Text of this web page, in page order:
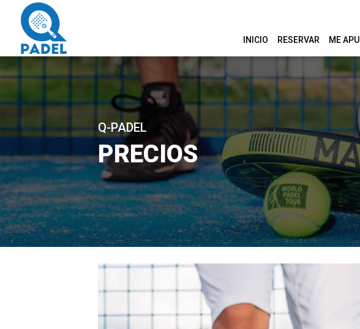
INICIO RESERVAR ME
Q-PADEL
PRECIOS